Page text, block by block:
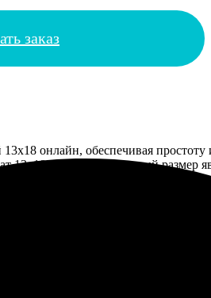
заказ
онлайн, обеспечивая
для печати. Данный размер
и праздничных фотографий.
тип фотобумаги, будь то
конкурентоспособные
соотношения цена-
быть уверены, что ваши
и отправлены почтой